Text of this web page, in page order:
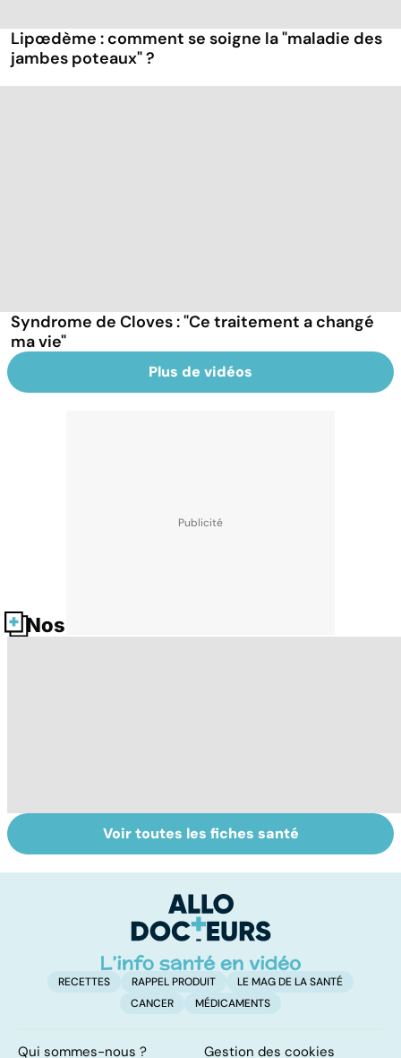
Lipœdème : comment se soigne la "maladie des
jambes poteaux" ?
Syndrome de Cloves : "Ce traitement a changé
ma vie"
Plus de vidéos
Nos fiches santé
Le lupus, une
maladie
Anémie :
symptômes,
traitements
Voir toutes les fiches santé
RECETTES RAPPEL PRODUIT
LE MAG DE LA SANTÉ
CANCER
MÉDICAMENTS
Qui sommes-nous ? Gestion des cookies